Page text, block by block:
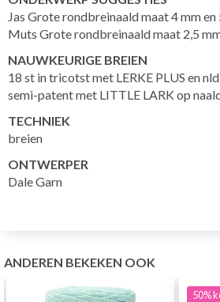
Jas Grote rondbreinaald maat 4 mm
Muts Grote rondbreinaald maat 2,5
NAUWKEURIGE BREIEN
18 st in tricotst met LERKE PLUS en
semi-patent met LITTLE LARK op
TECHNIEK
breien
ONTWERPER
Dale Garn
ANDEREN BEKEKEN OOK
50%